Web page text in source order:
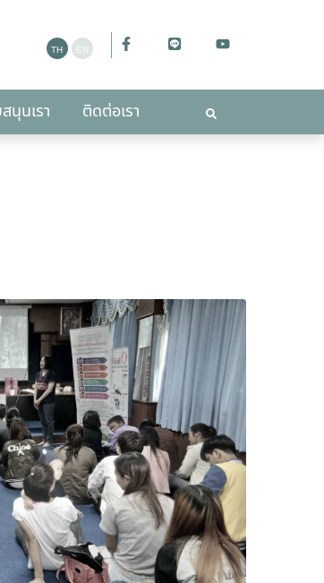
นุนเรา ติดต่อเรา
สนับสนุนเรา